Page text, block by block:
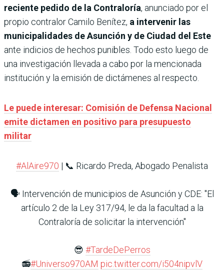
reciente pedido de la Contraloría, anunciado por el
propio contralor Camilo Benítez, a intervenir las
municipalidades de Asunción y de Ciudad del Este
ante indicios de hechos punibles. Todo esto luego de
una investigación llevada a cabo por la mencionada
institución y la emisión de dictámenes al respecto.
Le puede interesar: Comisión de Defensa Nacional
emite dictamen en positivo para presupuesto
militar
#AlAire970 | 📞 Ricardo Preda, Abogado Penalista
🗣️ Intervención de municipios de Asunción y CDE: "El
artículo 2 de la Ley 317/94, le da la facultad a la
Contraloría de solicitar la intervención"
😎 #TardeDePerros
📻#Universo970AM pic.twitter.com/i504nipvlV